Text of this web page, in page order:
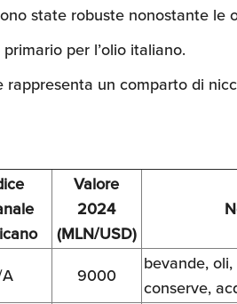
state robuste nonostante le
per l’olio italiano.
rappresenta un comparto di
Valore
2024
(MLN/USD)
9000
bevande,
conserve,